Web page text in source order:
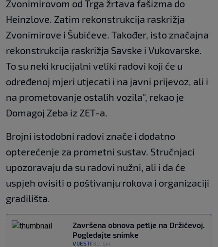
Zvonimirovom od Trga žrtava fašizma do
Heinzlove. Zatim rekonstrukcija raskrižja
Zvonimirove i Šubićeve. Također, isto značajna
rekonstrukcija raskrižja Savske i Vukovarske.
To su neki krucijalni veliki radovi koji će u
određenoj mjeri utjecati i na javni prijevoz, ali i
na prometovanje ostalih vozila", rekao je
Domagoj Zeba iz ZET-a.
Brojni istodobni radovi znače i dodatno
opterećenje za prometni sustav. Stručnjaci
upozoravaju da su radovi nužni, ali i da će
uspjeh ovisiti o poštivanju rokova i organizaciji
gradilišta.
Završena obnova petlje na Držićevoj.
Pogledajte snimke
VIJESTI 30. svi.